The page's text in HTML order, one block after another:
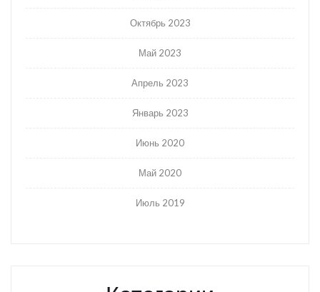
Октябрь 2023
Май 2023
Апрель 2023
Январь 2023
Июнь 2020
Май 2020
Июль 2019